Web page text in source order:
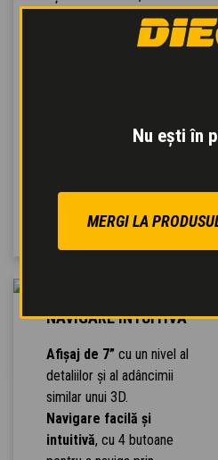
Nu ești în
MERGI LA
încarcă cu capota
, pentru o
pentru a fi conectată la
încărcătoare rapide
NAVIGARE INTUITIVĂ
Afișaj de 7”cu un nivel al
detaliilor și al adâncimii
similar unui 3D.
Navigare facilă și
intuitivă, cu 4 butoane